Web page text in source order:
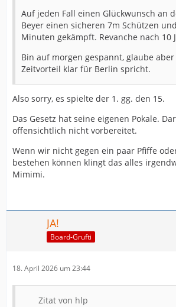
Auf jeden Fall einen Glückwunsch an
Beyer einen sicheren 7m Schützen
Minuten gekämpft. Revanche nach 10
Bin auf morgen gespannt, glaube
Zeitvorteil klar für Berlin spricht.
Also sorry, es spielte der 1. gg. den 15.
Das Gesetz hat seine eigenen Pokale.
offensichtlich nicht vorbereitet.
Wenn wir nicht gegen ein paar Pfiffe
bestehen können klingt das alles
Mimimi.
JA!
Board-Grufti
18. April 2026 um 23:44
Zitat von hlp